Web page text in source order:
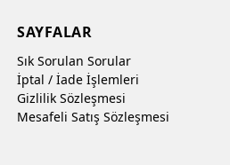
SAYFALAR
Sık Sorulan Sorular
İptal / İade İşlemleri
Gizlilik Sözleşmesi
Mesafeli Satış Sözleşmesi